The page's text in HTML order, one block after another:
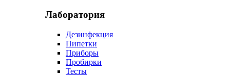
Лаборатория
Дезинфекция
Пипетки
Приборы
Пробирки
Тесты